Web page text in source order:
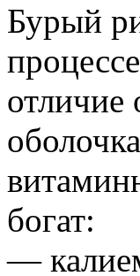
Бурый
отличие
богат:
—